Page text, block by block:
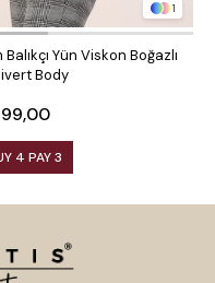
1
Balıkçı Yün Viskon Boğazlı
Body
4 PAY 3